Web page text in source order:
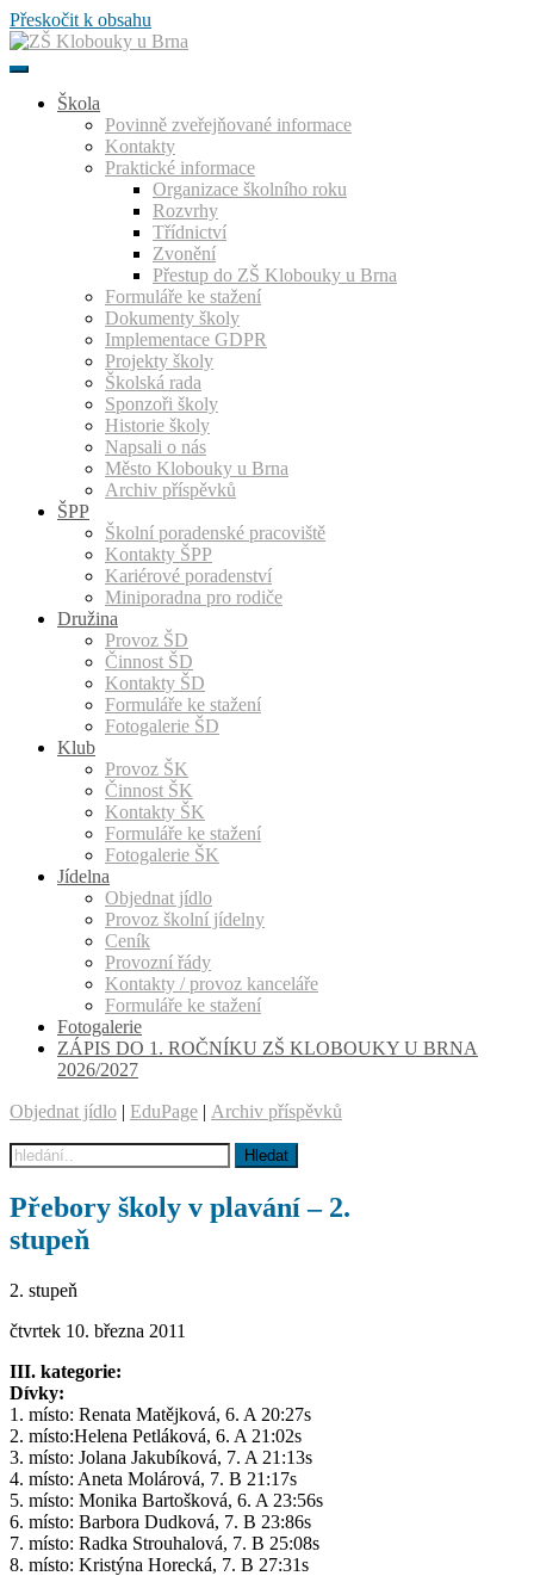
Přeskočit k obsahu
Škola
Povinně zveřejňované informace
Kontakty
Praktické informace
Organizace školního roku
Rozvrhy
Třídnictví
Zvonění
Přestup do ZŠ Klobouky u Brna
Formuláře ke stažení
Dokumenty školy
Implementace GDPR
Projekty školy
Školská rada
Sponzoři školy
Historie školy
Napsali o nás
Město Klobouky u Brna
Archiv příspěvků
ŠPP
Školní poradenské pracoviště
Kontakty ŠPP
Kariérové poradenství
Miniporadna pro rodiče
Družina
Provoz ŠD
Činnost ŠD
Kontakty ŠD
Formuláře ke stažení
Fotogalerie ŠD
Klub
Provoz ŠK
Činnost ŠK
Kontakty ŠK
Formuláře ke stažení
Fotogalerie ŠK
Jídelna
Objednat jídlo
Provoz školní jídelny
Ceník
Provozní řády
Kontakty / provoz kanceláře
Formuláře ke stažení
Fotogalerie
ZÁPIS DO 1. ROČNÍKU ZŠ KLOBOUKY U BRNA
2026/2027
Objednat jídlo | EduPage | Archiv příspěvků
Přebory školy v plavání – 2.
stupeň
2. stupeň
čtvrtek 10. března 2011
III. kategorie:
Dívky:
1. místo: Renata Matějková, 6. A 20:27s
2. místo:Helena Petláková, 6. A 21:02s
3. místo: Jolana Jakubíková, 7. A 21:13s
4. místo: Aneta Molárová, 7. B 21:17s
5. místo: Monika Bartošková, 6. A 23:56s
6. místo: Barbora Dudková, 7. B 23:86s
7. místo: Radka Strouhalová, 7. B 25:08s
8. místo: Kristýna Horecká, 7. B 27:31s